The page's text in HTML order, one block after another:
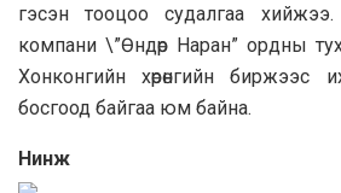
гэсэн тооцоо судалгаа
компани \”Өндөр Наран” ордны
Хонконгийн хөрөнгийн биржээс
босгоод байгаа юм байна.
Нинж